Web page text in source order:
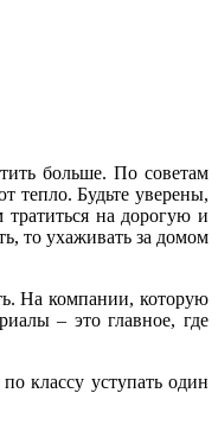
больше. По советам
тепло. Будьте уверены,
на дорогую и
то ухаживать за домом
На компании, которую
– это главное, где
классу уступать один